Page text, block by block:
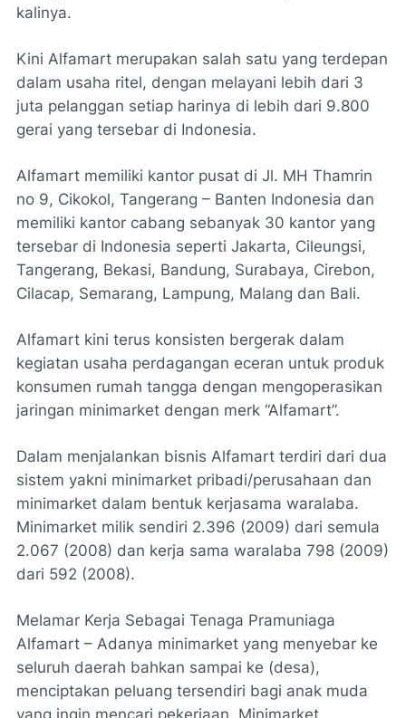
kalinya.
Kini Alfamart merupakan salah satu yang terdepan
dalam usaha ritel, dengan melayani lebih dari 3
juta pelanggan setiap harinya di lebih dari 9.800
gerai yang tersebar di Indonesia.
Alfamart memiliki kantor pusat di Jl. MH Thamrin
no 9, Cikokol, Tangerang – Banten Indonesia dan
memiliki kantor cabang sebanyak 30 kantor yang
tersebar di Indonesia seperti Jakarta, Cileungsi,
Tangerang, Bekasi, Bandung, Surabaya, Cirebon,
Cilacap, Semarang, Lampung, Malang dan Bali.
Alfamart kini terus konsisten bergerak dalam
kegiatan usaha perdagangan eceran untuk produk
konsumen rumah tangga dengan mengoperasikan
jaringan minimarket dengan merk “Alfamart”.
Dalam menjalankan bisnis Alfamart terdiri dari dua
sistem yakni minimarket pribadi/perusahaan dan
minimarket dalam bentuk kerjasama waralaba.
Minimarket milik sendiri 2.396 (2009) dari semula
2.067 (2008) dan kerja sama waralaba 798 (2009)
dari 592 (2008).
Melamar Kerja Sebagai Tenaga Pramuniaga
Alfamart – Adanya minimarket yang menyebar ke
seluruh daerah bahkan sampai ke (desa),
menciptakan peluang tersendiri bagi anak muda